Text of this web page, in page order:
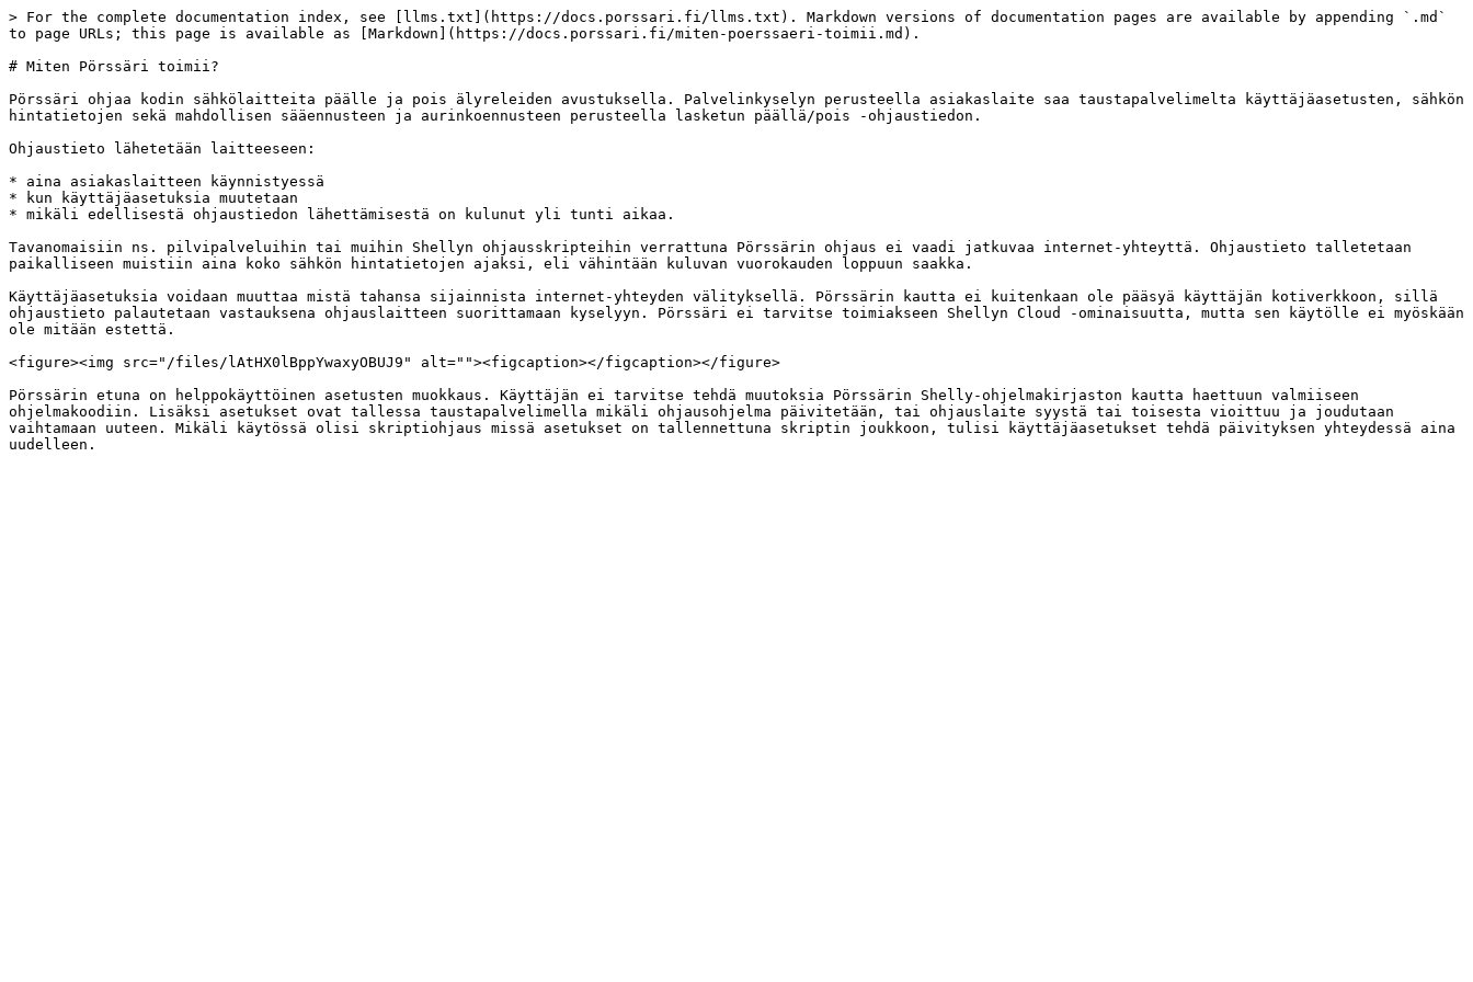
> For the complete documentation index, see [llms.txt](https://docs.porssari.fi/llms.txt). Markdown versions of documentation pages are available by appending `.md`
to page URLs; this page is available as [Markdown](https://docs.porssari.fi/miten-poerssaeri-toimii.md).
# Miten Pörssäri toimii?
Pörssäri ohjaa kodin sähkölaitteita päälle ja pois älyreleiden avustuksella. Palvelinkyselyn perusteella asiakaslaite saa taustapalvelimelta käyttäjäasetusten, sähkön
hintatietojen sekä mahdollisen sääennusteen ja aurinkoennusteen perusteella lasketun päällä/pois -ohjaustiedon.
Ohjaustieto lähetetään laitteeseen:
* aina asiakaslaitteen käynnistyessä
* kun käyttäjäasetuksia muutetaan
* mikäli edellisestä ohjaustiedon lähettämisestä on kulunut yli tunti aikaa.
Tavanomaisiin ns. pilvipalveluihin tai muihin Shellyn ohjausskripteihin verrattuna Pörssärin ohjaus ei vaadi jatkuvaa internet-yhteyttä. Ohjaustieto talletetaan
paikalliseen muistiin aina koko sähkön hintatietojen ajaksi, eli vähintään kuluvan vuorokauden loppuun saakka.
Käyttäjäasetuksia voidaan muuttaa mistä tahansa sijainnista internet-yhteyden välityksellä. Pörssärin kautta ei kuitenkaan ole pääsyä käyttäjän kotiverkkoon, sillä
ohjaustieto palautetaan vastauksena ohjauslaitteen suorittamaan kyselyyn. Pörssäri ei tarvitse toimiakseen Shellyn Cloud -ominaisuutta, mutta sen käytölle ei myöskään
ole mitään estettä.
<figure><img src="/files/lAtHX0lBppYwaxyOBUJ9" alt=""><figcaption></figcaption></figure>
Pörssärin etuna on helppokäyttöinen asetusten muokkaus. Käyttäjän ei tarvitse tehdä muutoksia Pörssärin Shelly-ohjelmakirjaston kautta haettuun valmiiseen
ohjelmakoodiin. Lisäksi asetukset ovat tallessa taustapalvelimella mikäli ohjausohjelma päivitetään, tai ohjauslaite syystä tai toisesta vioittuu ja joudutaan
vaihtamaan uuteen. Mikäli käytössä olisi skriptiohjaus missä asetukset on tallennettuna skriptin joukkoon, tulisi käyttäjäasetukset tehdä päivityksen yhteydessä aina